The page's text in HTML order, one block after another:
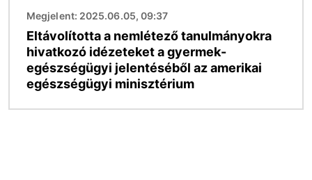
Megjelent: 2025.06.05, 09:37
Eltávolította a nemlétező tanulmányokra
hivatkozó idézeteket a gyermek-
egészségügyi jelentéséből az amerikai
egészségügyi minisztérium